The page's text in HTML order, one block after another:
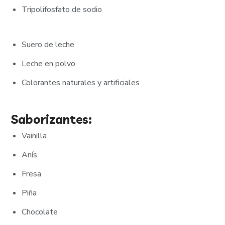
Tripolifosfato de sodio
Suero de leche
Leche en polvo
Colorantes naturales y artificiales
Saborizantes:
Vainilla
Anís
Fresa
Piña
Chocolate